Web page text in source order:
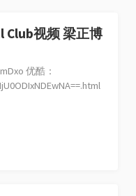
Club视频 梁正博
优酷：